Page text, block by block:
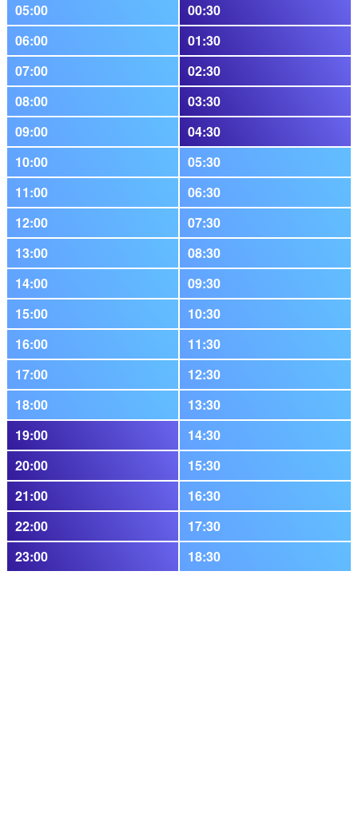
05:00
00:30
06:00
01:30
07:00
02:30
08:00
03:30
09:00
04:30
10:00
05:30
11:00
06:30
12:00
07:30
13:00
08:30
14:00
09:30
15:00
10:30
16:00
11:30
17:00
12:30
18:00
13:30
19:00
14:30
20:00
15:30
21:00
16:30
22:00
17:30
23:00
18:30